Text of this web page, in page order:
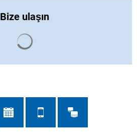
Bize ulaşın